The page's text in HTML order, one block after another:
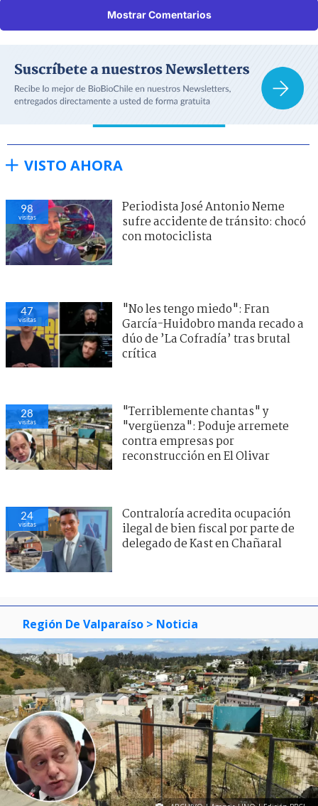
Mostrar Comentarios
VISTO AHORA
98
visitas
Periodista José Antonio Neme
sufre accidente de tránsito: chocó
con motociclista
47
visitas
"No les tengo miedo": Fran
García-Huidobro manda recado a
dúo de ’La Cofradía’ tras brutal
crítica
28
visitas
"Terriblemente chantas" y
"vergüenza": Poduje arremete
contra empresas por
reconstrucción en El Olivar
24
visitas
Contraloría acredita ocupación
ilegal de bien fiscal por parte de
delegado de Kast en Chañaral
Región De Valparaíso > Noticia